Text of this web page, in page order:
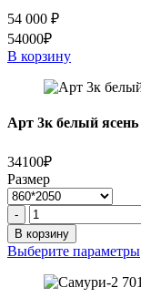
54 000 ₽
54000₽
В корзину
Арт 3к белый ясень
34100₽
Размер
Количество
товара
Арт
3к
белый
-
В корзину
Выберите параметры